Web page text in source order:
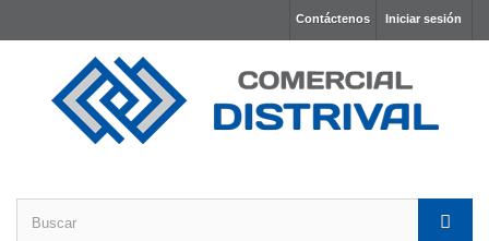
Iniciar sesión
Contáctenos